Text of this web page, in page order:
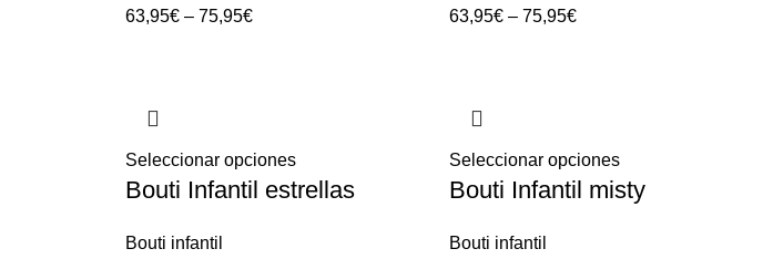
63,95€– 75,95€
63,95€– 75,95€
Seleccionar opciones
Bouti Infantil estrellas
Bouti infantil
Seleccionar opciones
Bouti Infantil misty
Bouti infantil